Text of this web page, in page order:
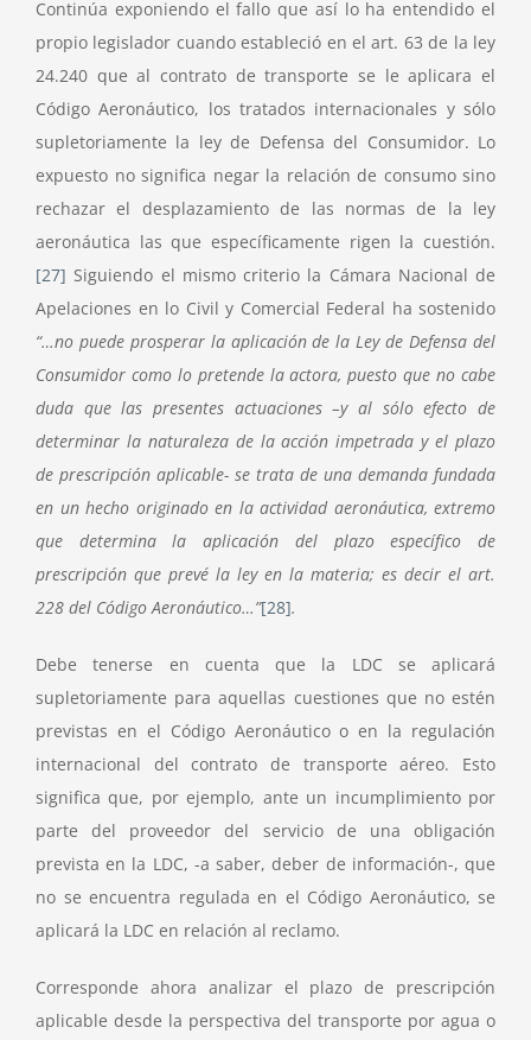
Continúa exponiendo el fallo que así lo ha entendido el
propio legislador cuando estableció en el art. 63 de la ley
24.240 que al contrato de transporte se le aplicara el
Código Aeronáutico, los tratados internacionales y sólo
supletoriamente la ley de Defensa del Consumidor. Lo
expuesto no significa negar la relación de consumo sino
rechazar el desplazamiento de las normas de la ley
aeronáutica las que específicamente rigen la cuestión.
[27] Siguiendo el mismo criterio la Cámara Nacional de
Apelaciones en lo Civil y Comercial Federal ha sostenido
“…no puede prosperar la aplicación de la Ley de Defensa del
Consumidor como lo pretende la actora, puesto que no cabe
duda que las presentes actuaciones –y al sólo efecto de
determinar la naturaleza de la acción impetrada y el plazo
de prescripción aplicable- se trata de una demanda fundada
en un hecho originado en la actividad aeronáutica, extremo
que determina la aplicación del plazo específico de
prescripción que prevé la ley en la materia; es decir el art.
228 del Código Aeronáutico…”[28].
Debe tenerse en cuenta que la LDC se aplicará
supletoriamente para aquellas cuestiones que no estén
previstas en el Código Aeronáutico o en la regulación
internacional del contrato de transporte aéreo. Esto
significa que, por ejemplo, ante un incumplimiento por
parte del proveedor del servicio de una obligación
prevista en la LDC, -a saber, deber de información-, que
no se encuentra regulada en el Código Aeronáutico, se
aplicará la LDC en relación al reclamo.
Corresponde ahora analizar el plazo de prescripción
aplicable desde la perspectiva del transporte por agua o